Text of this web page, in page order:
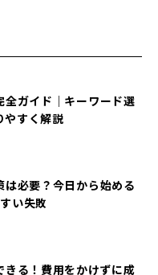
全ガイド｜キーワード選
やすく解説
は必要？今日から始める
い失敗
きる！費用をかけずに成